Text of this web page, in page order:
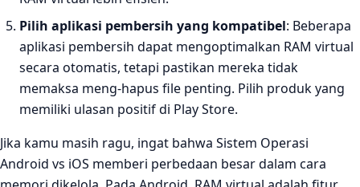
Pilih aplikasi pembersih yang kompatibel: Beberapa
aplikasi pembersih dapat mengoptimalkan RAM virtual
secara otomatis, tetapi pastikan mereka tidak
memaksa meng‑hapus file penting. Pilih produk yang
memiliki ulasan positif di Play Store.
Jika kamu masih ragu, ingat bahwa Sistem Operasi
Android vs iOS memberi perbedaan besar dalam cara